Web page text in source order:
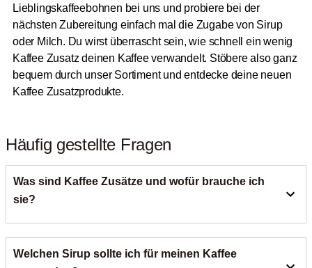
Lieblingskaffeebohnen bei uns und probiere bei der
nächsten Zubereitung einfach mal die Zugabe von Sirup
oder Milch. Du wirst überrascht sein, wie schnell ein wenig
Kaffee Zusatz deinen Kaffee verwandelt. Stöbere also ganz
bequem durch unser Sortiment und entdecke deine neuen
Kaffee Zusatzprodukte.
Häufig gestellte Fragen
Was sind Kaffee Zusätze und wofür brauche ich
sie?
Kaffee Zusätze verfeinern dein Kaffeegetränk und
ermöglichen dir kreative Eigenkreationen. Bei roastmarket
Welchen Sirup sollte ich für meinen Kaffee